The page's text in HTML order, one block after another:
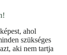
ahol
szükséges
aki nem tartja